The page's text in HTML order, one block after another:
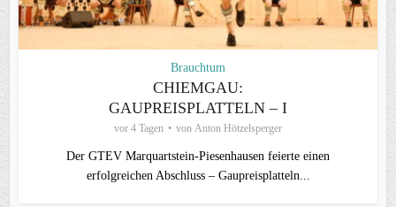
Brauchtum
CHIEMGAU:
GAUPREISPLATTELN – I
vor 4 Tagen von Anton Hötzelsperger
Der GTEV Marquartstein-Piesenhausen feierte einen
erfolgreichen Abschluss – Gaupreisplatteln...